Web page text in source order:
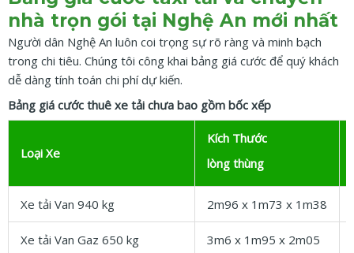
nhà trọn gói tại Nghệ An mới nhất
Người dân Nghệ An luôn coi trọng sự rõ ràng và minh bạch
trong chi tiêu. Chúng tôi công khai bảng giá cước để quý khách
dễ dàng tính toán chi phí dự kiến.
Bảng giá cước thuê xe tải chưa bao gồm bốc xếp
Loại Xe
Kích Thước
lòng thùng
Xe tải Van 940 kg 2m96 x 1m73 x 1m38
Xe tải Van Gaz 650 kg 3m6 x 1m95 x 2m05